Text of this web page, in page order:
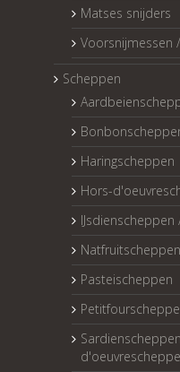
Matses snijders
Voorsnijmessen
Scheppen
Haringscheppen
Hors-
IJsdienscheppen
Natfruitscheppen
Pasteischeppen